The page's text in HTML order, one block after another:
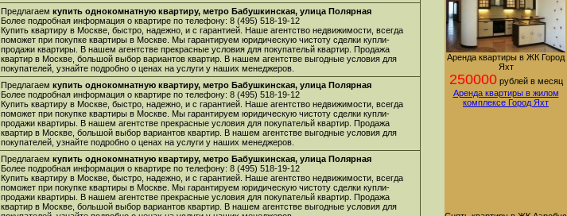
Предлагаем купить однокомнатную квартиру, метро Бабушкинская, улица Полярная
Более подробная информация о квартире по телефону: 8 (495) 518-19-12
Купить квартиру в Москве, быстро, надежно, и с гарантией. Наше агентство недвижимости, всегда
поможет при покупке квартиры в Москве. Мы гарантируем юридическую чистоту сделки купли-
продажи квартиры. В нашем агентстве прекрасные условия для покупательй квартир. Продажа
квартир в Москве, большой выбор вариантов квартир. В нашем агентстве выгодные условия для
покупателей, узнайте подробно о ценах на услуги у наших менеджеров.
Предлагаем купить однокомнатную квартиру, метро Бабушкинская, улица Полярная
Более подробная информация о квартире по телефону: 8 (495) 518-19-12
Купить квартиру в Москве, быстро, надежно, и с гарантией. Наше агентство недвижимости, всегда
поможет при покупке квартиры в Москве. Мы гарантируем юридическую чистоту сделки купли-
продажи квартиры. В нашем агентстве прекрасные условия для покупательй квартир. Продажа
квартир в Москве, большой выбор вариантов квартир. В нашем агентстве выгодные условия для
покупателей, узнайте подробно о ценах на услуги у наших менеджеров.
Предлагаем купить однокомнатную квартиру, метро Бабушкинская, улица Полярная
Более подробная информация о квартире по телефону: 8 (495) 518-19-12
Купить квартиру в Москве, быстро, надежно, и с гарантией. Наше агентство недвижимости, всегда
поможет при покупке квартиры в Москве. Мы гарантируем юридическую чистоту сделки купли-
продажи квартиры. В нашем агентстве прекрасные условия для покупательй квартир. Продажа
квартир в Москве, большой выбор вариантов квартир. В нашем агентстве выгодные условия для
Аренда квартиры в ЖК Город
Яхт
250000рублей в месяц
Аренда квартиры в жилом
комплексе Город Яхт